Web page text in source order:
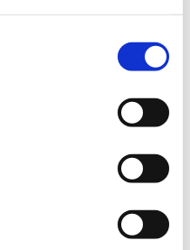
e spirituale
delle opere
Gli adulti
volta a dare
Un viaggio